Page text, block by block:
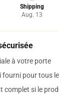
Shipping
Aug. 13
à votre porte
fourni pour tous
complet si le